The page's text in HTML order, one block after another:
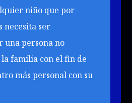
niño que por
necesita ser
una persona no
familia con el fin de
más personal con su